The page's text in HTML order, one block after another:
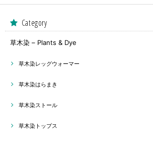
Category
草木染 – Plants & Dye
草木染レッグウォーマー
草木染はらまき
草木染ストール
草木染トップス